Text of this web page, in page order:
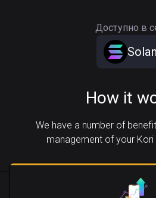
Доступно в
How it
We have a number of
management of your